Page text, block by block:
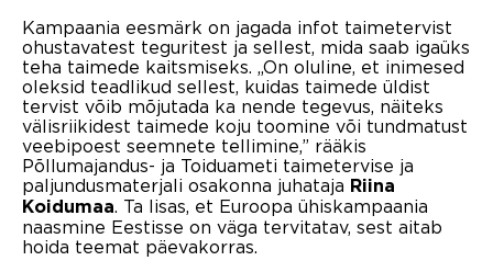
Kampaania eesmärk on jagada infot taimetervist
ohustavatest teguritest ja sellest, mida saab igaüks
teha taimede kaitsmiseks. „On oluline, et inimesed
oleksid teadlikud sellest, kuidas taimede üldist
tervist võib mõjutada ka nende tegevus, näiteks
välisriikidest taimede koju toomine või tundmatust
veebipoest seemnete tellimine,” rääkis
Põllumajandus- ja Toiduameti taimetervise ja
paljundusmaterjali osakonna juhataja Riina
Koidumaa. Ta lisas, et Euroopa ühiskampaania
naasmine Eestisse on väga tervitatav, sest aitab
hoida teemat päevakorras.